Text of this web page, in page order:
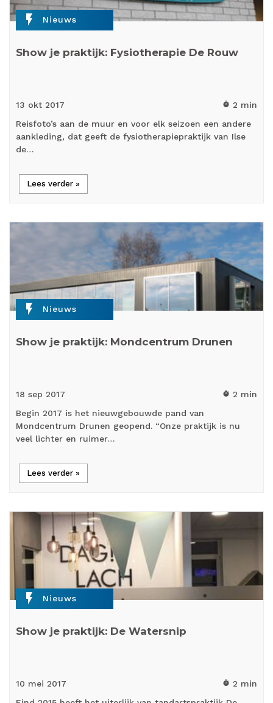
flash_on Nieuws
Show je praktijk: Fysiotherapie De Rouw
13 okt 2017 timer 2 min
Reisfoto’s aan de muur en voor elk seizoen een andere
aankleding, dat geeft de fysiotherapiepraktijk van Ilse
de…
Lees verder »
flash_on Nieuws
Show je praktijk: Mondcentrum Drunen
18 sep 2017 timer 2 min
Begin 2017 is het nieuwgebouwde pand van
Mondcentrum Drunen geopend. “Onze praktijk is nu
veel lichter en ruimer…
Lees verder »
flash_on Nieuws
Show je praktijk: De Watersnip
10 mei 2017 timer 2 min